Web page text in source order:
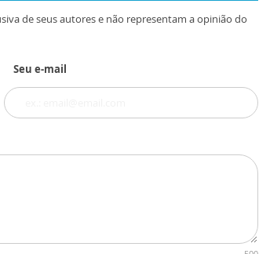
de seus autores e não representam a opinião do
Seu e-mail